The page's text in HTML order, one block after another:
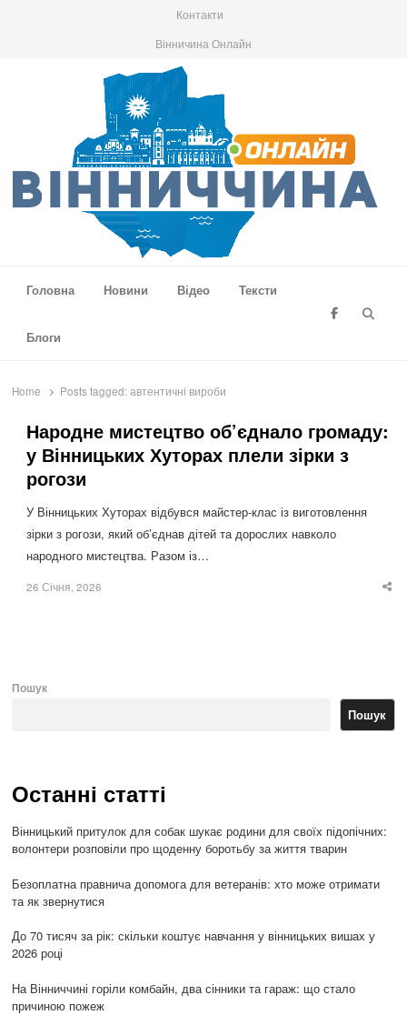
Контакти
Вінничина Онлайн
Головна
Новини Відео Тексти
Блоги
Home Posts tagged:автентичні вироби
Народне мистецтво об’єднало громаду:
у Вінницьких Хуторах плели зірки з
рогози
У Вінницьких Хуторах відбувся майстер-клас із виготовлення
зірки з рогози, який об’єднав дітей та дорослих навколо
народного мистецтва. Разом із…
26 Січня, 2026
Пошук
Пошук
Останні статті
Вінницький притулок для собак шукає родини для своїх підопічних:
волонтери розповіли про щоденну боротьбу за життя тварин
Безоплатна правнича допомога для ветеранів: хто може отримати
та як звернутися
До 70 тисяч за рік: скільки коштує навчання у вінницьких вишах у
2026 році
На Вінниччині горіли комбайн, два сінники та гараж: що стало
причиною пожеж